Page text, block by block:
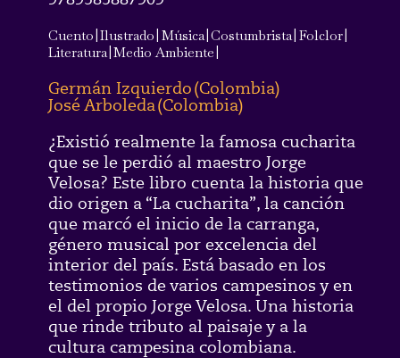
Cuento Ilustrado Música Costumbrista Folclor
Literatura Medio Ambiente
Germán Izquierdo(Colombia)
José Arboleda(Colombia)
¿Existió realmente la famosa cucharita
que se le perdió al maestro Jorge
Velosa? Este libro cuenta la historia que
dio origen a “La cucharita”, la canción
que marcó el inicio de la carranga,
género musical por excelencia del
interior del país. Está basado en los
testimonios de varios campesinos y en
el del propio Jorge Velosa. Una historia
que rinde tributo al paisaje y a la
cultura campesina colombiana.